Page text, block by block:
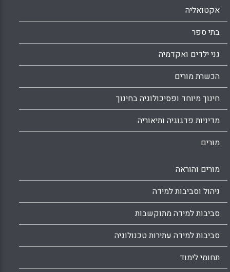
אקטואליה
בתי ספר
גני ילדים ואקדמיה
הכשרת מורים
חינוך מיוחד ופסיכולוגיה בחינוך
מדיניות פדגוגיה ותיאוריה
מורים
מורים והוראה
ניהול וסביבות למידה
סביבות למידה מתוקשבות
סביבות למידה עתירות טכנולוגיה
תחומי לימוד